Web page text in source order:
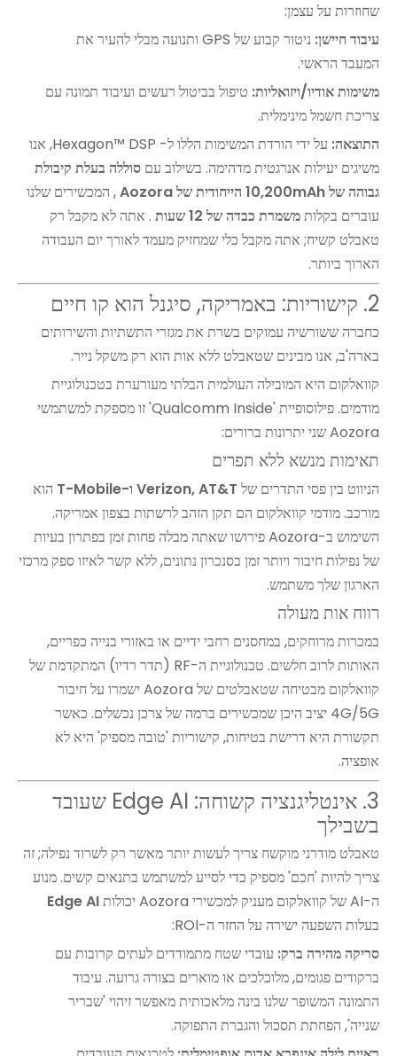
שחוזרות על עצמן:
עיבוד חיישן:
ניטור קבוע של GPS ותנועה מבלי להעיר את
המעבד הראשי.
משימות אודיו/ויזואליות: טיפול בביטול רעשים ועיבוד תמונה עם
צריכת חשמל מינימלית.
התוצאה:
על ידי הורדת המשימות הללו ל- Hexagon™ DSP, אנו
משיגים יעילות אנרגטית מדהימה. בשילוב עם סוללה בעלת קיבולת
גבוהה של 10,200mAh הייחודית של Aozora
, המכשירים שלנו
עוברים בקלותמשמרת כבדה של 12 שעות
. אתה לא מקבל רק
טאבלט קשיח; אתה מקבל כלי שמחזיק מעמד לאורך יום העבודה
הארוך ביותר.
2. קישוריות: באמריקה, סיגנל הוא קו חיים
כחברה ששורשיה עמוקים בשרת את מגזרי התשתיות והשירותים
בארה'ב, אנו מבינים שטאבלט ללא אות הוא רק משקל נייר.
קוואלקום היא המובילה העולמית הבלתי מעורערת בטכנולוגיית
מודמים. פילוסופיית 'Qualcomm Inside' זו מספקת למשתמשי
Aozora שני יתרונות ברורים:
תאימות מנשא ללא תפרים
הניווט בין פסי התדרים של Verizon, AT&T ו-T-Mobile
הוא
מורכב. מודמי קוואלקום הם תקן הזהב לרשתות בצפון אמריקה.
השימוש ב-Aozora פירושו שאתה מבלה פחות זמן בפתרון בעיות
של נפילות חיבור ויותר זמן בסנכרון נתונים, ללא קשר לאיזו ספק מרכזי
הארגון שלך משתמש.
רווח אות מעולה
במכרות מרוחקים, במחסנים רחבי ידיים או באזורי בנייה כפריים,
האותות לרוב חלשים. טכנולוגיית ה-RF (תדר רדיו) המתקדמת של
קוואלקום מבטיחה שטאבלטים של Aozora ישמרו על חיבור
4G/5G יציב היכן שמכשירים ברמה של צרכן נכשלים. כאשר
תקשורת היא דרישת בטיחות, קישוריות 'טובה מספיק' היא לא
אופציה.
3. אינטליגנציה קשוחה: Edge AI שעובד
בשבילך
טאבלט מודרני מוקשח צריך לעשות יותר מאשר רק לשרוד נפילה; זה
צריך להיות 'חכם' מספיק כדי לסייע למשתמש בתנאים קשים. מנוע
ה-AI של קוואלקום מעניק למכשירי Aozora יכולות
Edge AI
בעלות השפעה ישירה על החזר ה-ROI:
סריקה מהירה ברק: עובדי שטח מתמודדים לעתים קרובות עם
ברקודים פגומים, מלוכלכים או מוארים בצורה גרועה. עיבוד
התמונה המשופר שלנו בינה מלאכותית מאפשר זיהוי 'שבריר
שנייה', הפחתת תסכול והגברת התפוקה.